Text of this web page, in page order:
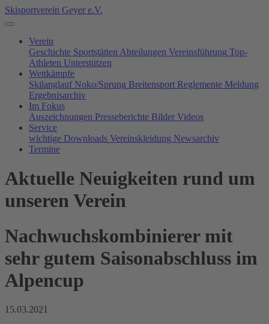
Skisportverein Geyer e.V.
Verein
Geschichte Sportstätten Abteilungen Vereinsführung Top-
Athleten Unterstützen
Wettkämpfe
Skilanglauf Noko/Sprung Breitensport Reglemente Meldung
Ergebnisarchiv
Im Fokus
Auszeichnungen Presseberichte Bilder Videos
Service
wichtige Downloads Vereinskleidung Newsarchiv
Termine
Aktuelle Neuigkeiten rund um
unseren Verein
Nachwuchskombinierer mit
sehr gutem Saisonabschluss im
Alpencup
15.03.2021